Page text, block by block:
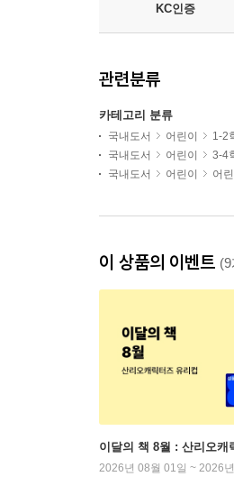
KC인증
관련분류
카테고리 분류
국내도서 어린이 1-2
국내도서
어린이 3-4
국내도서
어린이 어
이 상품의 이벤트
이달의 책 8월 : 산리오캐
2026년 08월 01일 ~ 2026